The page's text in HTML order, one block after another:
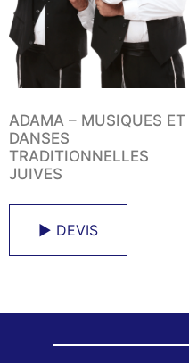
ADAMA – MUSIQUES ET
DANSES
TRADITIONNELLES
JUIVES
► DEVIS